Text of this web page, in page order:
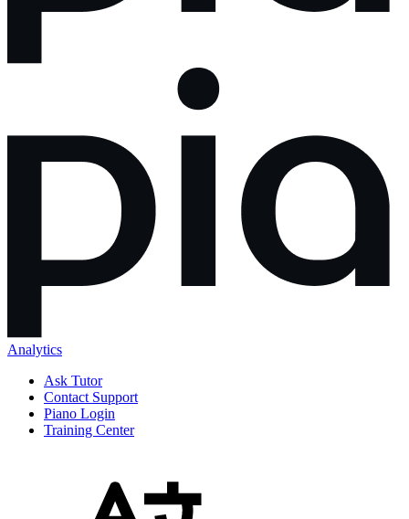
Analytics
Ask Tutor
Contact Support
Piano Login
Training Center